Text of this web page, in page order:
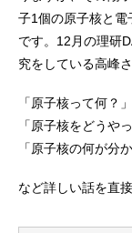
子1個の原子核と
です。12月の理研
究をしている高峰
「原子核って何？」
「原子核をどうや
「原子核の何が分
など詳しい話を直